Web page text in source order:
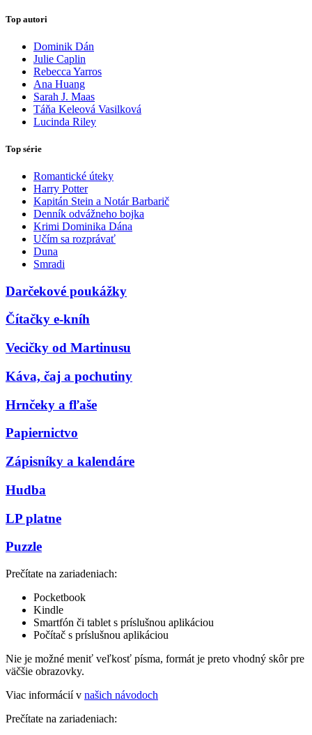
Top autori
Dominik Dán
Julie Caplin
Rebecca Yarros
Ana Huang
Sarah J. Maas
Táňa Keleová Vasilková
Lucinda Riley
Top série
Romantické úteky
Harry Potter
Kapitán Stein a Notár Barbarič
Denník odvážneho bojka
Krimi Dominika Dána
Učím sa rozprávať
Duna
Smradi
Darčekové poukážky
Čítačky e-kníh
Vecičky od Martinusu
Káva, čaj a pochutiny
Hrnčeky a fľaše
Papiernictvo
Zápisníky a kalendáre
Hudba
LP platne
Puzzle
Prečítate na zariadeniach:
Pocketbook
Kindle
Smartfón či tablet s príslušnou aplikáciou
Počítač s príslušnou aplikáciou
Nie je možné meniť veľkosť písma, formát je preto vhodný skôr pre
väčšie obrazovky.
Viac informácií v našich návodoch
Prečítate na zariadeniach: